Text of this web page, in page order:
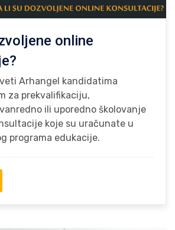
online
Arhangel kandidatima
za prekvalifikaciju,
ili uporedno školovanje
koje su uračunate u
programa edukacije.